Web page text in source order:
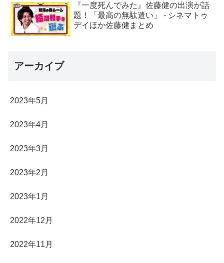
『一度死んでみた』佐藤健の出演が話
題！「最高の無駄遣い」 - シネマトゥ
デイほか佐藤健まとめ
アーカイブ
2023年5月
2023年4月
2023年3月
2023年2月
2023年1月
2022年12月
2022年11月